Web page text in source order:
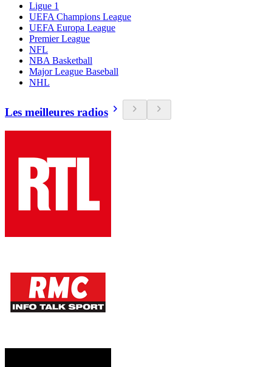
Ligue 1
UEFA Champions League
UEFA Europa League
Premier League
NFL
NBA Basketball
Major League Baseball
NHL
Les meilleures radios